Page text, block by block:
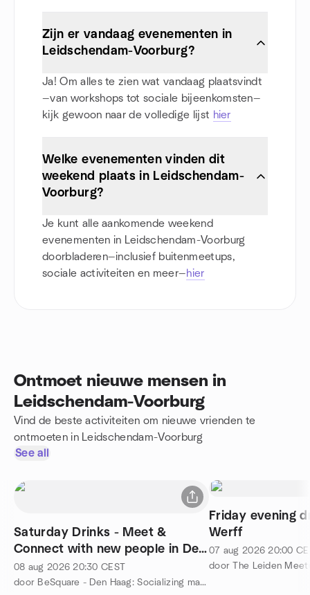
Zijn er vandaag evenementen in
Leidschendam-Voorburg?
Ja! Om alles te zien wat vandaag plaatsvindt
—van workshops tot sociale bijeenkomsten—
kijk gewoon naar de volledige lijst hier
Welke evenementen vinden dit
weekend plaats in Leidschendam-
Voorburg?
Je kunt alle aankomende weekend
evenementen in Leidschendam-Voorburg
doorbladeren—inclusief buitenmeetups,
sociale activiteiten en meer—hier
Ontmoet nieuwe mensen in
Leidschendam-Voorburg
Vind de beste activiteiten om nieuwe vrienden te
ontmoeten in Leidschendam-Voorburg
See all
Saturday Drinks - Meet &
Connect with new people in Den
Haag
08 aug 2026 20:30 CEST
door BeSquare - Den Haag: Socializing made Fun and Easy
Friday evening
Werff
07 aug 2026 20:00
door The Leiden